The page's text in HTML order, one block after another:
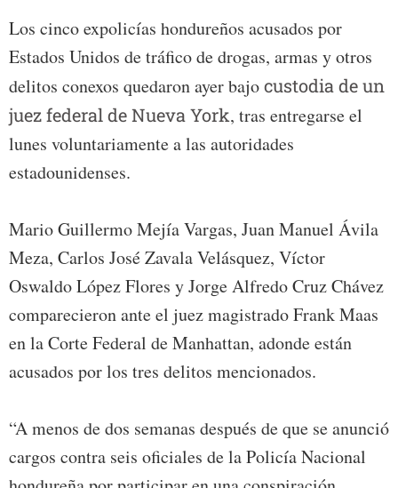
Los cinco expolicías hondureños acusados por
Estados Unidos de tráfico de drogas, armas y otros
delitos conexos quedaron ayer bajocustodia de un
juez federal de Nueva York, tras entregarse el
lunes voluntariamente a las autoridades
estadounidenses.
Mario Guillermo Mejía Vargas, Juan Manuel Ávila
Meza, Carlos José Zavala Velásquez, Víctor
Oswaldo López Flores y Jorge Alfredo Cruz Chávez
comparecieron ante el juez magistrado Frank Maas
en la Corte Federal de Manhattan, adonde están
acusados por los tres delitos mencionados.
“A menos de dos semanas después de que se anunció
cargos contra seis oficiales de la Policía Nacional